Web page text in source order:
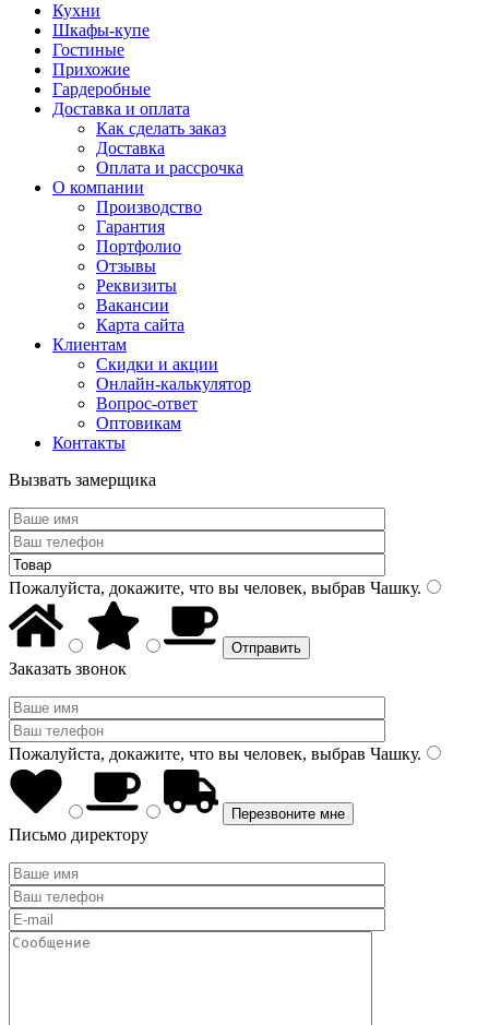
Кухни
Шкафы-купе
Гостиные
Прихожие
Гардеробные
Доставка и оплата
Как сделать заказ
Доставка
Оплата и рассрочка
О компании
Производство
Гарантия
Портфолио
Отзывы
Реквизиты
Вакансии
Карта сайта
Клиентам
Скидки и акции
Онлайн-калькулятор
Вопрос-ответ
Оптовикам
Контакты
Вызвать замерщика
Пожалуйста, докажите, что вы человек, выбрав Чашку.
Заказать звонок
Пожалуйста, докажите, что вы человек, выбрав Чашку.
Письмо директору